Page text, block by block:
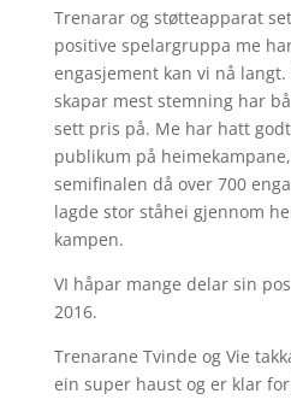
Trenarar og støtteapparat
positive spelargruppa me
engasjement kan vi nå
skapar mest stemning har
sett pris på. Me har hatt
publikum på
semifinalen då over 700
lagde stor ståhei gjennom
kampen.
VI håpar mange delar sin
2016.
Trenarane Tvinde og Vie
ein super haust og er klar